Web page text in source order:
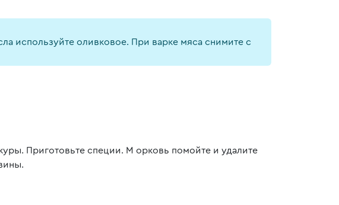
используйте оливковое. При варке мяса снимите с
Приготовьте специи. М орковь помойте и удалите